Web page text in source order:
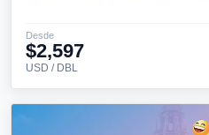
Desde
$2,597
USD / DBL